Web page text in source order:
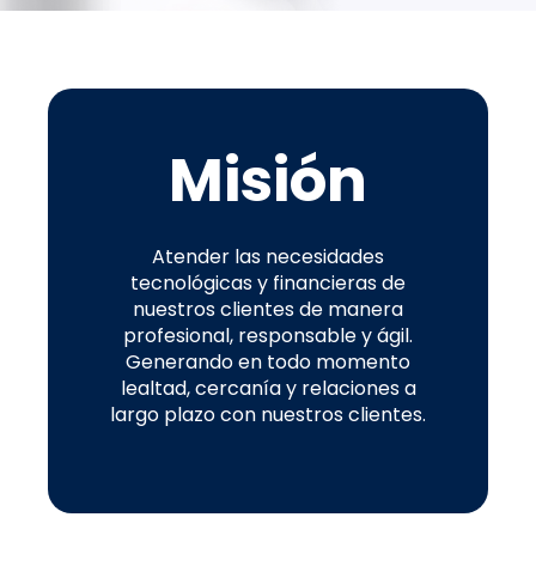
Misión
Atender las necesidades
tecnológicas y financieras de
nuestros clientes de manera
profesional, responsable y ágil.
Generando en todo momento
lealtad, cercanía y relaciones a
largo plazo con nuestros clientes.